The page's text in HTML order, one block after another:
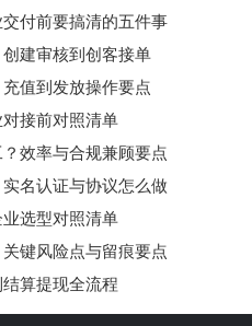
付前要搞清的五件事
建审核到创客接单
值到发放操作要点
接前对照清单
效率与合规兼顾要点
名认证与协议怎么做
选型对照清单
键风险点与留痕要点
算提现全流程